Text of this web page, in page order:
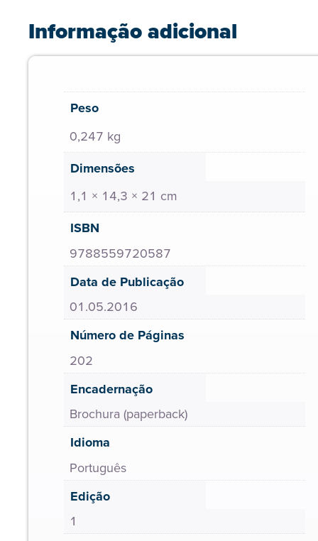
Informação adicional
Peso
0,247 kg
Dimensões
1,1 × 14,3 × 21 cm
ISBN
9788559720587
Data de Publicação
01.05.2016
Número de Páginas
202
Encadernação
Brochura (paperback)
Idioma
Português
Edição
1